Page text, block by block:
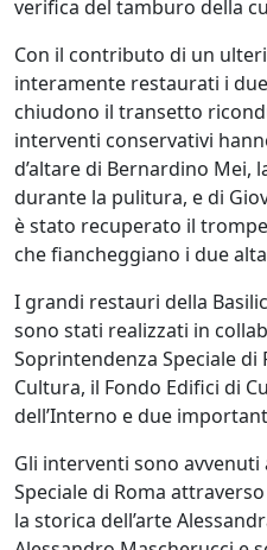
verifica del tamburo della
Con il contributo di un
interamente restaurati i
chiudono il transetto
interventi conservativi
d’altare di Bernardino Mei,
durante la pulitura, e di
è stato recuperato il
che fiancheggiano i due
I grandi restauri della
sono stati realizzati in
Soprintendenza Speciale
Cultura, il Fondo Edifici di
dell’Interno e due
Gli interventi sono
Speciale di Roma
la storica dell’arte